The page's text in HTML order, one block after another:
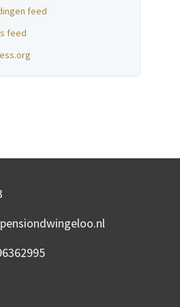
feed
feed